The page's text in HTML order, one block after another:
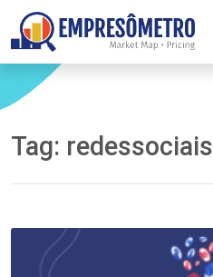
Tag: redessociais